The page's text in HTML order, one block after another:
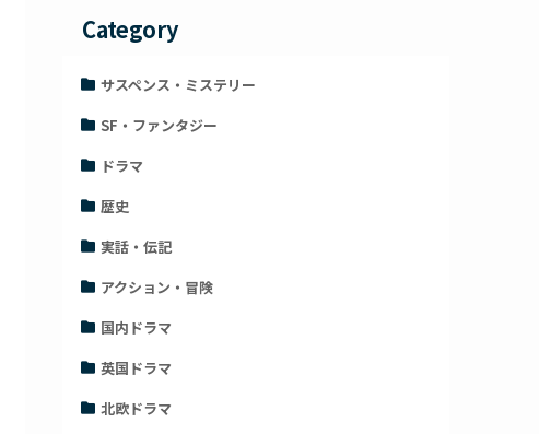
Category
サスペンス・ミステリー
SF・ファンタジー
ドラマ
歴史
実話・伝記
アクション・冒険
国内ドラマ
英国ドラマ
北欧ドラマ